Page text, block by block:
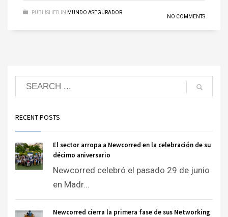
PUBLISHED IN MUNDO ASEGURADOR
NO COMMENTS
RECENT POSTS
El sector arropa a Newcorred en la celebración de su
décimo aniversario
Newcorred celebró el pasado 29 de junio
en Madr...
Newcorred cierra la primera fase de sus Networking